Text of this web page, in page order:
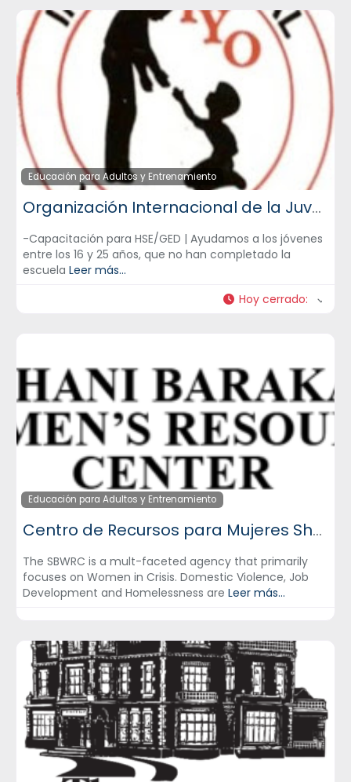
Educación para Adultos y Entrenamiento
Organización Internacional de la Juventud
-Capacitación para HSE/GED | Ayudamos a los jóvenes
entre los 16 y 25 años, que no han completado la
escuela Leer más...
Hoy cerrado:
Educación para Adultos y Entrenamiento
Centro de Recursos para Mujeres Shani Baraka
The SBWRC is a mult-faceted agency that primarily
focuses on Women in Crisis. Domestic Violence, Job
Development and Homelessness are Leer más...